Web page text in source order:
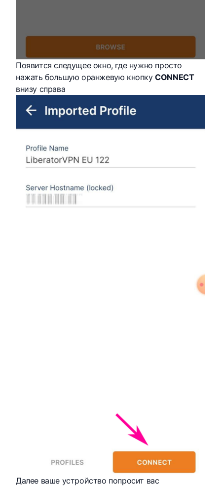
Появится следущее окно, где нужно просто
нажать большую оранжевую кнопкуCONNECT
внизу справа
Далее ваше устройство попросит вас